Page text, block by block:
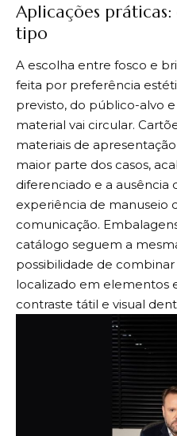
Aplicações
tipo
A escolha entre fosco e
feita por preferência
previsto, do público-alvo
material vai circular.
materiais de
maior parte dos casos,
diferenciado e a ausência
experiência de manuseio
comunicação.
catálogo seguem a
possibilidade de
localizado em elementos
contraste tátil e visual